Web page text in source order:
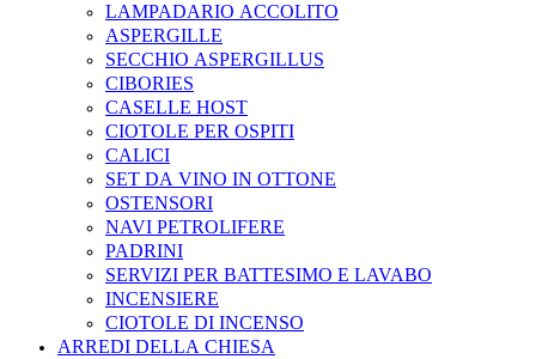
LAMPADARIO ACCOLITO
ASPERGILLE
SECCHIO ASPERGILLUS
CIBORIES
CASELLE HOST
CIOTOLE PER OSPITI
CALICI
SET DA VINO IN OTTONE
OSTENSORI
NAVI PETROLIFERE
PADRINI
SERVIZI PER BATTESIMO E LAVABO
INCENSIERE
CIOTOLE DI INCENSO
ARREDI DELLA CHIESA